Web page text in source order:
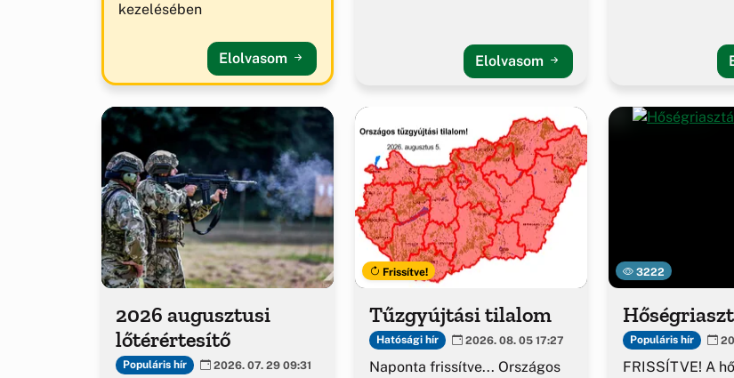
kezelésében
Elolvasom Elolvasom
2026 augusztusi
lőtérértesítő
Populáris hír 2026. 07. 29 09:31
Frissítve!
Tűzgyújtási tilalom
Hatósági hír 2026. 08. 05 17:27
Naponta frissítve... Országos
3222
Populáris hír
FRISSÍTVE! A